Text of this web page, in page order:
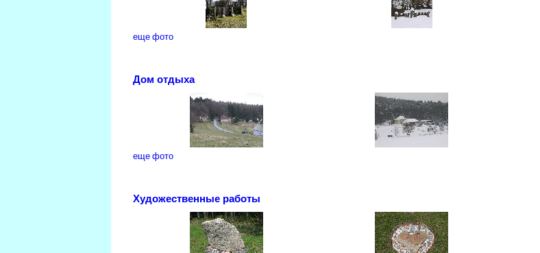
еще фото
Дом отдыха
еще фото
Художественные работы